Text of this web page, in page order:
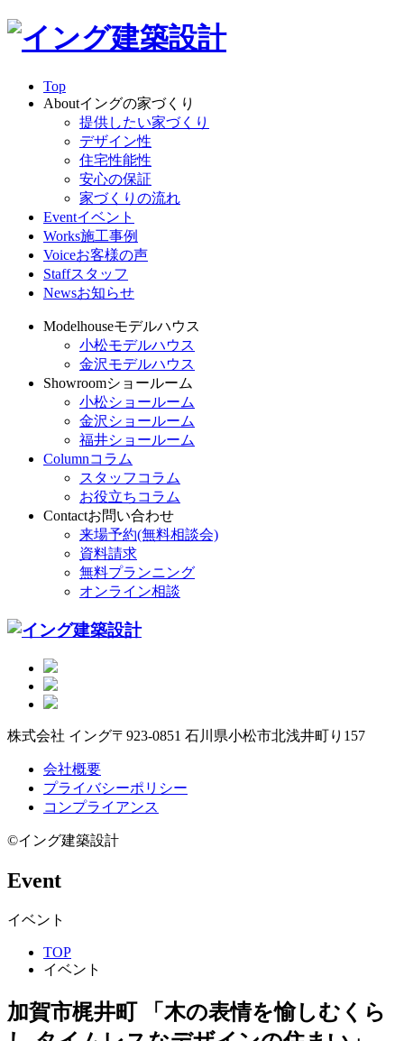
Top
Aboutイングの家づくり
提供したい家づくり
デザイン性
住宅性能性
安心の保証
家づくりの流れ
Eventイベント
Works施工事例
Voiceお客様の声
Staffスタッフ
Newsお知らせ
Modelhouseモデルハウス
小松モデルハウス
金沢モデルハウス
Showroomショールーム
小松ショールーム
金沢ショールーム
福井ショールーム
Columnコラム
スタッフコラム
お役立ちコラム
Contactお問い合わせ
来場予約(無料相談会)
資料請求
無料プランニング
オンライン相談
株式会社 イング〒923-0851 石川県小松市北浅井町り157
会社概要
プライバシーポリシー
コンプライアンス
©イング建築設計
Event
イベント
TOP
イベント
加賀市梶井町 「木の表情を愉しむくら